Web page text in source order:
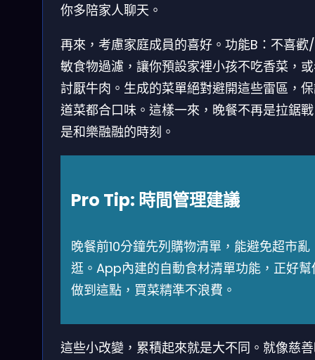
你多陪家人聊天。
再來，考慮家庭成員的喜好。功能B：不喜歡
敏食物過濾，讓你預設家裡小孩不吃香菜，
討厭牛肉。生成的菜單絕對避開這些雷區，
道菜都合口味。這樣一來，晚餐不再是拉鋸
是和樂融融的時刻。
Pro Tip: 時間管理建議
晚餐前10分鐘先列購物清單，能避免超市亂
逛。App內建的自動食材清單功能，正好幫
做到這點，買菜精準不浪費。
這些小改變，累積起來就是大不同。就像慈